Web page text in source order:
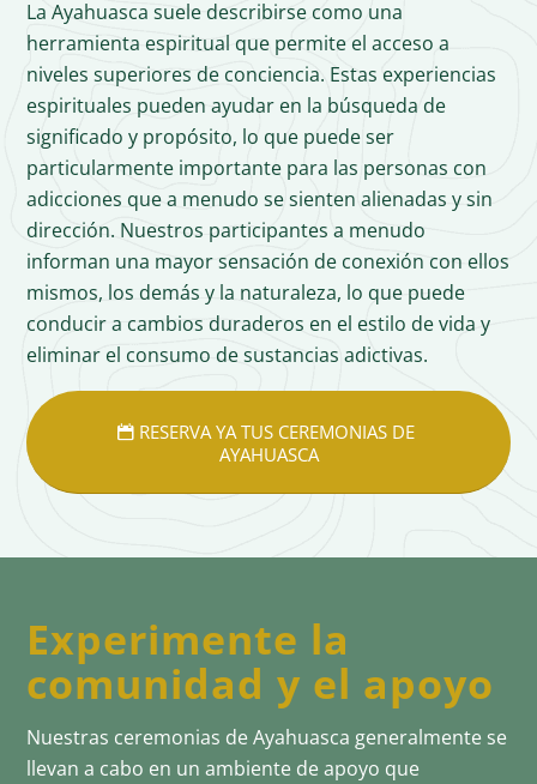
La Ayahuasca suele describirse como una
herramienta espiritual que permite el acceso a
niveles superiores de conciencia. Estas experiencias
espirituales pueden ayudar en la búsqueda de
significado y propósito, lo que puede ser
particularmente importante para las personas con
adicciones que a menudo se sienten alienadas y sin
dirección. Nuestros participantes a menudo
informan una mayor sensación de conexión con ellos
mismos, los demás y la naturaleza, lo que puede
conducir a cambios duraderos en el estilo de vida y
eliminar el consumo de sustancias adictivas.
RESERVA YA TUS CEREMONIAS DE
AYAHUASCA
Experimente la
comunidad y el apoyo
Nuestras ceremonias de Ayahuasca generalmente se
llevan a cabo en un ambiente de apoyo que